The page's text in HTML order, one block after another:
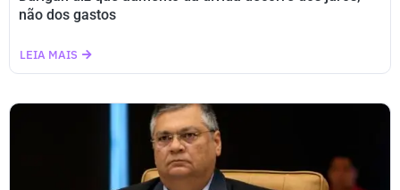
não dos gastos
LEIA MAIS